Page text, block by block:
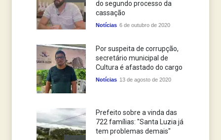
do segundo processo da
cassação
Notícias 6 de outubro de 2020
Por suspeita de corrupção,
secretário municipal de
Cultura é afastado do cargo
Notícias 13 de agosto de 2020
Prefeito sobre a vinda das
722 famílias: "Santa Luzia já
tem problemas demais"